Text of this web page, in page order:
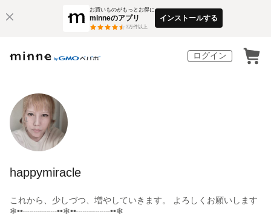
お買いものがもっとお得に
minneのアプリ
3万件以上
インストールする
ログイン
happymiracle
これから、少しづつ、増やしていきます。 よろしくお願いします
❄︎••┈┈┈┈••❄︎••┈┈┈┈••❄︎